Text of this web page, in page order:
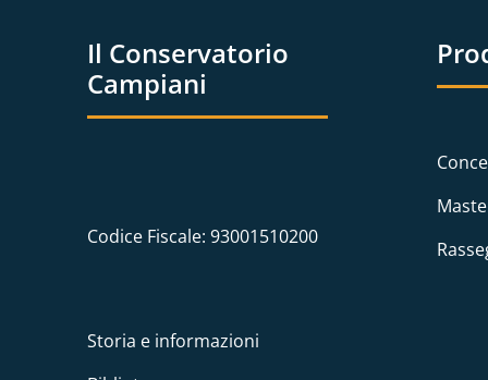
Il Conservatorio
Campiani
Codice Fiscale: 93001510200
Storia e informazioni